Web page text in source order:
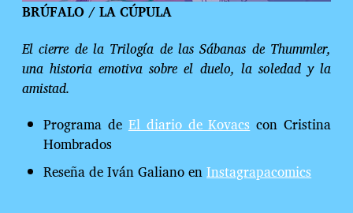
BRÚFALO / LA CÚPULA
El cierre de la Trilogía de las Sábanas de Thummler,
una historia emotiva sobre el duelo, la soledad y la
amistad.
Programa de El diario de Kovacs con Cristina
Hombrados
Reseña de Iván Galiano enInstagrapacomics